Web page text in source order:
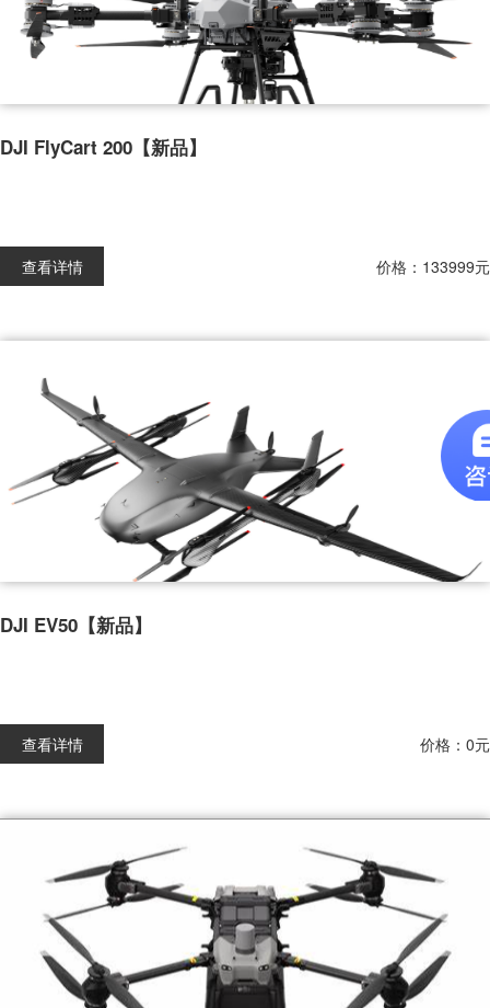
DJI FlyCart 200【新品】
价格：133999元
查看详情
DJI EV50【新品】
价格：0元
查看详情